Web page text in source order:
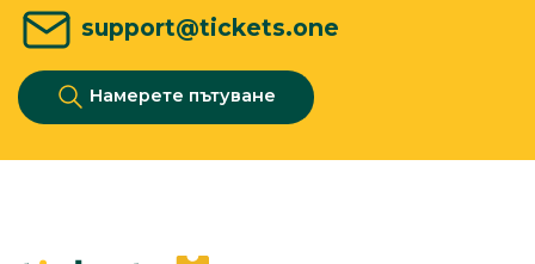
support@tickets.one
Намерете пътуване